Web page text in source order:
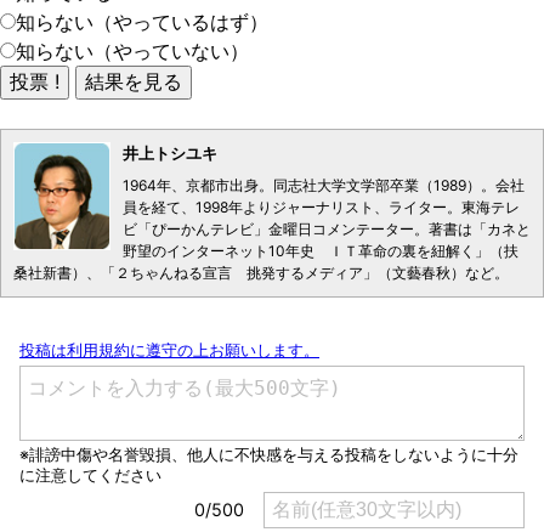
知らない（やっているはず）
知らない（やっていない）
井上トシユキ
1964年、京都市出身。同志社大学文学部卒業（1989）。会社
員を経て、1998年よりジャーナリスト、ライター。東海テレ
ビ「ぴーかんテレビ」金曜日コメンテーター。著書は「カネと
野望のインターネット10年史 ＩＴ革命の裏を紐解く」（扶
桑社新書）、「２ちゃんねる宣言 挑発するメディア」（文藝春秋）など。